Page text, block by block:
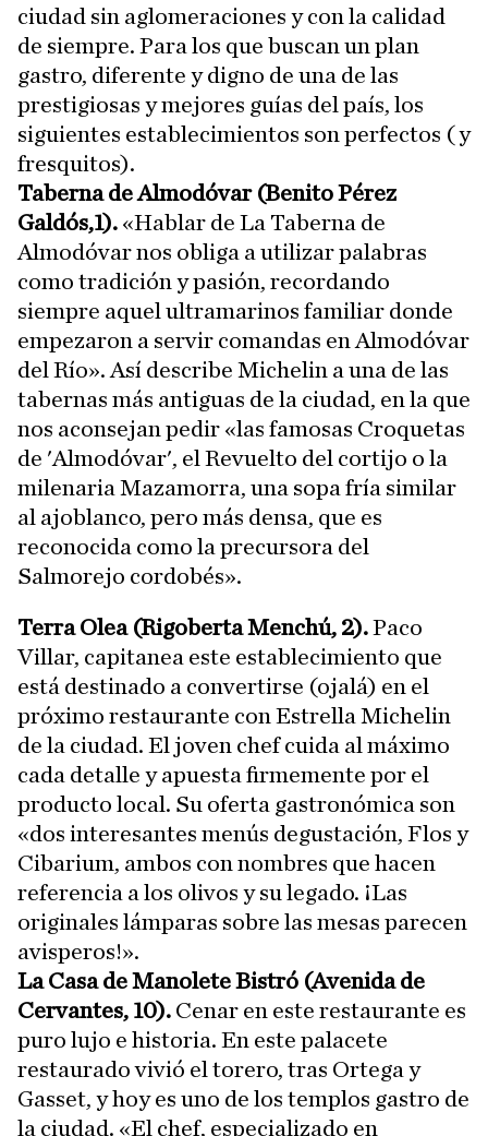
ciudad sin aglomeraciones y con la calidad
de siempre. Para los que buscan un plan
gastro, diferente y digno de una de las
prestigiosas y mejores guías del país, los
siguientes establecimientos son perfectos ( y
fresquitos).
Taberna de Almodóvar (Benito Pérez
Galdós,1). «Hablar de La Taberna de
Almodóvar nos obliga a utilizar palabras
como tradición y pasión, recordando
siempre aquel ultramarinos familiar donde
empezaron a servir comandas en Almodóvar
del Río». Así describe Michelin a una de las
tabernas más antiguas de la ciudad, en la que
nos aconsejan pedir «las famosas Croquetas
de 'Almodóvar', el Revuelto del cortijo o la
milenaria Mazamorra, una sopa fría similar
al ajoblanco, pero más densa, que es
reconocida como la precursora del
Salmorejo cordobés».
Terra Olea (Rigoberta Menchú, 2).Paco
Villar, capitanea este establecimiento que
está destinado a convertirse (ojalá) en el
próximo restaurante con Estrella Michelin
de la ciudad. El joven chef cuida al máximo
cada detalle y apuesta firmemente por el
producto local. Su oferta gastronómica son
«dos interesantes menús degustación, Flos y
Cibarium, ambos con nombres que hacen
referencia a los olivos y su legado. ¡Las
originales lámparas sobre las mesas parecen
avisperos!».
La Casa de Manolete Bistró (Avenida de
Cervantes, 10). Cenar en este restaurante es
puro lujo e historia. En este palacete
restaurado vivió el torero, tras Ortega y
Gasset, y hoy es uno de los templos gastro de
la ciudad. «El chef, especializado en